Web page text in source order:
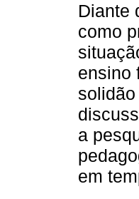
Diante
como
ensino
a
em